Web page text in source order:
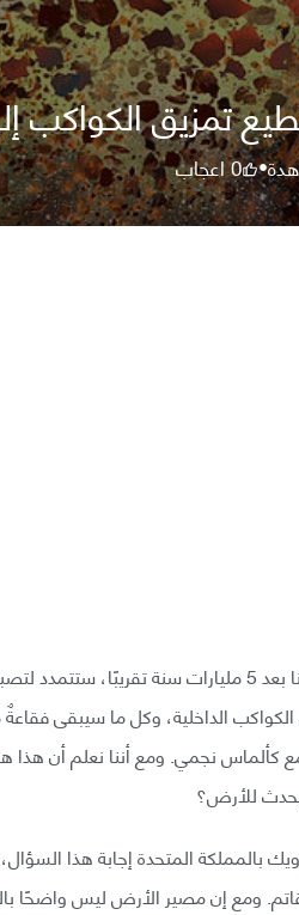
تمزيق الكواكب
•
0اعجاب
عندما ينفد غاز الهيدروجين من شمسنا بعد 5
الداخلية، وكل ما سيبقى
كألماس نجمي. ومع أننا نعلم أن
للأرض؟
بالمملكة المتحدة إجابة هذا
ومع إن مصير الأرض ليس واضحًا